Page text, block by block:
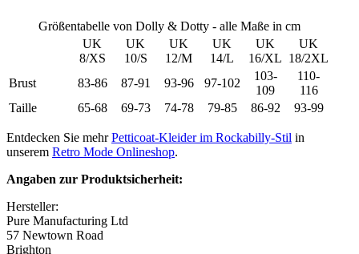
Größentabelle von Dolly & Dotty - alle Maße in cm
UK
8/XS
UK
10/S
UK
12/M
UK
14/L
UK
16/XL
UK
18/2XL
Brust
83-86 87-91 93-96 97-102
103-
109
110-
116
Taille
65-68 69-73 74-78 79-85 86-92 93-99
Entdecken Sie mehrPetticoat-Kleider im Rockabilly-Stil in
unserem Retro Mode Onlineshop.
Angaben zur Produktsicherheit:
Hersteller:
Pure Manufacturing Ltd
57 Newtown Road
Brighton